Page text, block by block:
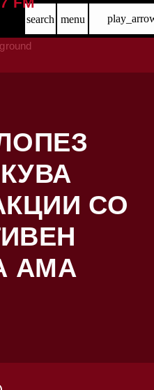
search menu
СО
AMA